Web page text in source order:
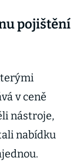
pojištění
v ceně
nástroje,
nabídku